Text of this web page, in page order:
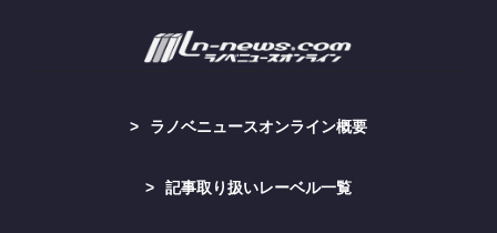
ラノベニュースオンライン概要
記事取り扱いレーベル一覧